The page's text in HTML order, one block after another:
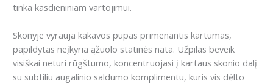
tinka kasdieniniam vartojimui.
Skonyje vyrauja kakavos pupas primenantis kartumas,
papildytas neįkyria ąžuolo statinės nata. Užpilas beveik
visiškai neturi rūgštumo, koncentruojasi į kartaus skonio dalį
su subtiliu augalinio saldumo komplimentu, kuris vis dėlto